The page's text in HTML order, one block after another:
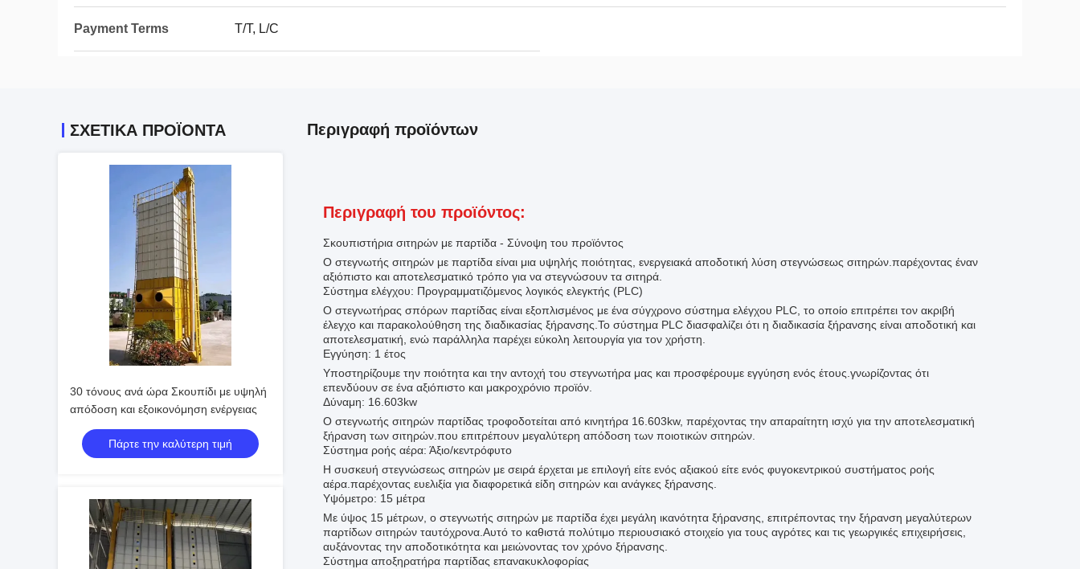
Payment Terms T/T, L/C
ΣΧΕΤΙΚΑ ΠΡΟΪΟΝΤΑ
30 τόνους ανά ώρα Σκουπίδι με υψηλή
απόδοση και εξοικονόμηση ενέργειας
Πάρτε την καλύτερη τιμή
Περιγραφή προϊόντων
Περιγραφή του προϊόντος:
Σκουπιστήρια σιτηρών με παρτίδα - Σύνοψη του προϊόντος
Ο στεγνωτής σιτηρών με παρτίδα είναι μια υψηλής ποιότητας, ενεργειακά αποδοτική λύση στεγνώσεως σιτηρών.παρέχοντας έναν
αξιόπιστο και αποτελεσματικό τρόπο για να στεγνώσουν τα σιτηρά.
Σύστημα ελέγχου: Προγραμματιζόμενος λογικός ελεγκτής (PLC)
Ο στεγνωτήρας σπόρων παρτίδας είναι εξοπλισμένος με ένα σύγχρονο σύστημα ελέγχου PLC, το οποίο επιτρέπει τον ακριβή
έλεγχο και παρακολούθηση της διαδικασίας ξήρανσης.Το σύστημα PLC διασφαλίζει ότι η διαδικασία ξήρανσης είναι αποδοτική και
αποτελεσματική, ενώ παράλληλα παρέχει εύκολη λειτουργία για τον χρήστη.
Εγγύηση: 1 έτος
Υποστηρίζουμε την ποιότητα και την αντοχή του στεγνωτήρα μας και προσφέρουμε εγγύηση ενός έτους.γνωρίζοντας ότι
επενδύουν σε ένα αξιόπιστο και μακροχρόνιο προϊόν.
Δύναμη: 16.603kw
Ο στεγνωτής σιτηρών παρτίδας τροφοδοτείται από κινητήρα 16.603kw, παρέχοντας την απαραίτητη ισχύ για την αποτελεσματική
ξήρανση των σιτηρών.που επιτρέπουν μεγαλύτερη απόδοση των ποιοτικών σιτηρών.
Σύστημα ροής αέρα: Άξιο/κεντρόφυτο
Η συσκευή στεγνώσεως σιτηρών με σειρά έρχεται με επιλογή είτε ενός αξιακού είτε ενός φυγοκεντρικού συστήματος ροής
αέρα.παρέχοντας ευελιξία για διαφορετικά είδη σιτηρών και ανάγκες ξήρανσης.
Υψόμετρο: 15 μέτρα
Με ύψος 15 μέτρων, ο στεγνωτής σιτηρών με παρτίδα έχει μεγάλη ικανότητα ξήρανσης, επιτρέποντας την ξήρανση μεγαλύτερων
παρτίδων σιτηρών ταυτόχρονα.Αυτό το καθιστά πολύτιμο περιουσιακό στοιχείο για τους αγρότες και τις γεωργικές επιχειρήσεις,
αυξάνοντας την αποδοτικότητα και μειώνοντας τον χρόνο ξήρανσης.
Σύστημα αποξηρατήρα παρτίδας επανακυκλοφορίας